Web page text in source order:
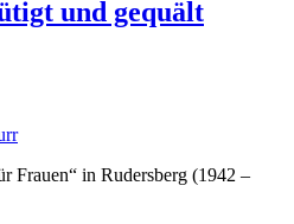
und gequält
Frauen“ in Rudersberg (1942 –